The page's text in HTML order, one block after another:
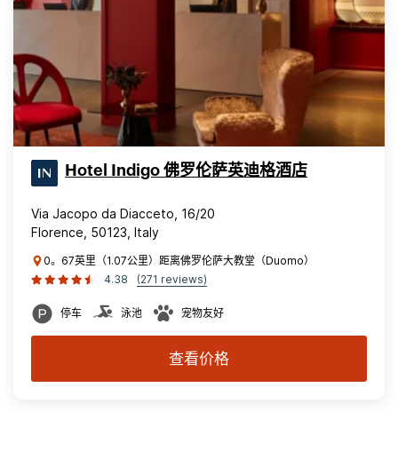
Hotel Indigo 佛罗伦萨英迪格酒店
Via Jacopo da Diacceto, 16/20
Florence, 50123, Italy
0。67英里（1.07公里）距离佛罗伦萨大教堂（Duomo）
4.38
(271 reviews)
停车 泳池 宠物友好
查看价格